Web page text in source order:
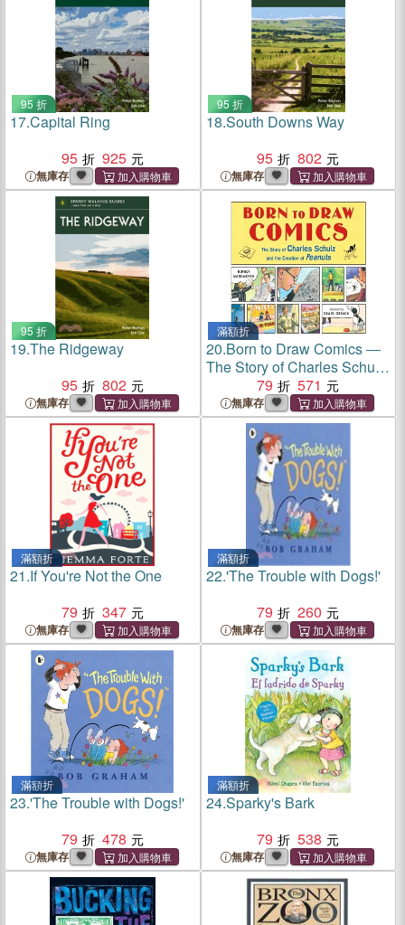
95 折
17.Capital Ring
95
925
無庫存
95 折
18.South Downs Way
95
802
無庫存
95 折
19.The Ridgeway
95
802
無庫存
滿額折
20.Born to Draw Comics ―
The Story of Charles Schulz
and the Creation of Peanuts
79 571
無庫存
滿額折
21.If You're Not the One
79
347
無庫存
滿額折
22.'The Trouble with Dogs!'
79
260
無庫存
滿額折
23.'The Trouble with Dogs!'
79
478
無庫存
滿額折
24.Sparky's Bark
79
538
無庫存